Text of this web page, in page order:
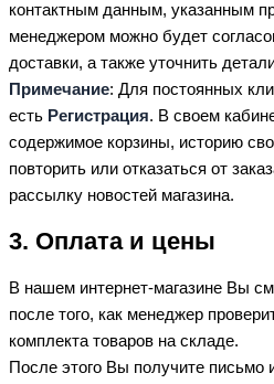
контактным данным, указанным
менеджером можно будет
доставки, а также уточнить
Примечание: Для постоянных
есть Регистрация. В своем
содержимое корзины, историю
повторить или отказаться от
рассылку новостей магазина.
3. Оплата и цены
В нашем интернет-магазине Вы
после того, как менеджер
комплекта товаров на складе.
После этого Вы получите письмо